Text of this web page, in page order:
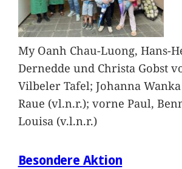
My Oanh Chau-Luong, Hans-
Dernedde und Christa Gobst
Vilbeler Tafel; Johanna
Raue (vl.n.r.); vorne Paul,
Louisa (v.l.n.r.)
Besondere Aktion